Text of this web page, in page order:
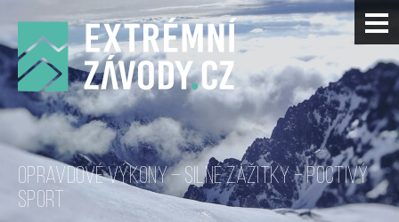
OPRAVDOVÉ VÝKONY – SILNÉ ZÁŽITKY – POCTIVÝ
SPORT